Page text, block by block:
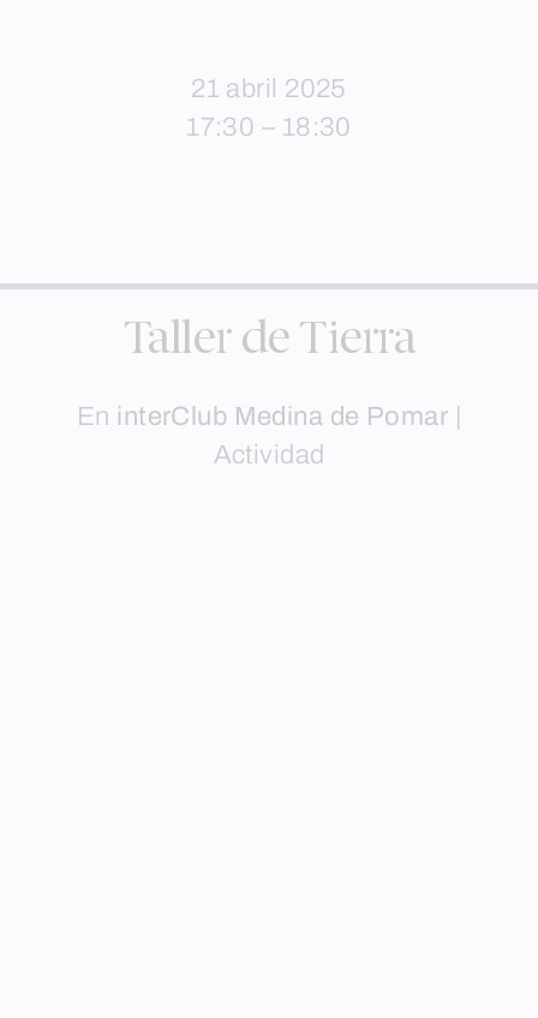
21 abril 2025
17:30 – 18:30
Taller de Tierra
En interClub Medina de Pomar
Actividad